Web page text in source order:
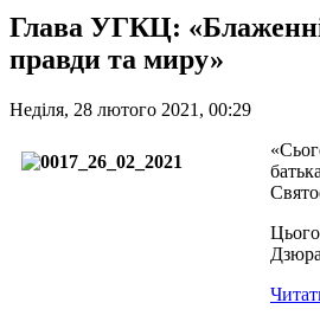
Глава УГКЦ:
правди та миру»
Неділя, 28 лютого 2021, 00:29